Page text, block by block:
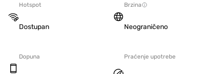
Hotspot
Dostupan
Brzina
Neograničeno
Dopuna Praćenje upotrebe